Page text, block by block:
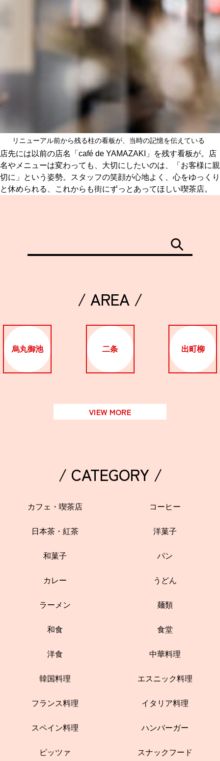
リニューアル前から残る柱の看板が、当時の記憶を伝えている
店先には以前の店名「café de YAMAZAKI」を残す看板が。店
名やメニューは変わっても、大切にしたいのは、「お客様に親
切に」という姿勢。スタッフの笑顔が心地よく、心をゆっくり
と休められる、これからも街にずっとあってほしい喫茶店。
/ AREA /
烏丸御池 二条 出町柳
VIEW MORE
/ CATEGORY /
カフェ・喫茶店 コーヒー
日本茶・紅茶 洋菓子
和菓子 パン
カレー うどん
ラーメン 麺類
和食 食堂
洋食 中華料理
韓国料理 エスニック料理
フランス料理 イタリア料理
スペイン料理 ハンバーガー
ピッツァ スナックフード